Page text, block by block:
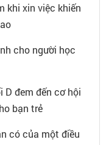
khi xin việc khiến
cho người học
D đem đến cơ hội
bạn trẻ
có của một điều